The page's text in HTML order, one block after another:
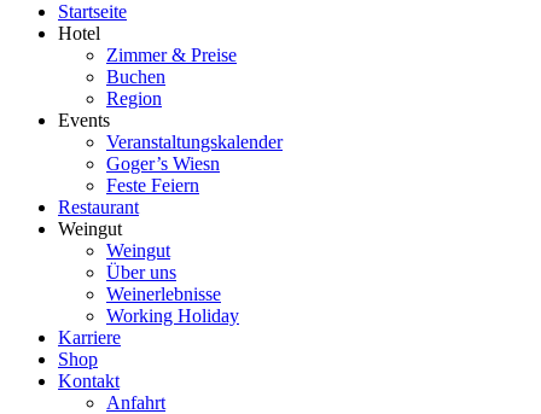
Startseite
Hotel
Zimmer & Preise
Buchen
Region
Events
Veranstaltungskalender
Goger’s Wiesn
Feste Feiern
Restaurant
Weingut
Weingut
Über uns
Weinerlebnisse
Working Holiday
Karriere
Shop
Kontakt
Anfahrt